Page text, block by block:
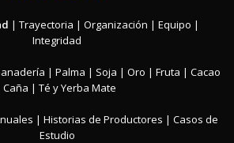
| Trayectoria | Organización | Equipo |
Integridad
| Palma | Soja | Oro | Fruta | Cacao
Caña | Té y Yerba Mate
| Historias de Productores | Casos de
Estudio